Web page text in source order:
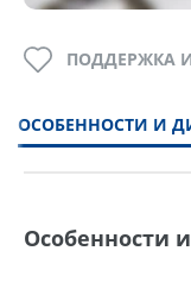
ОСОБЕННОСТИ И
ПОДДЕРЖКА
Особенности